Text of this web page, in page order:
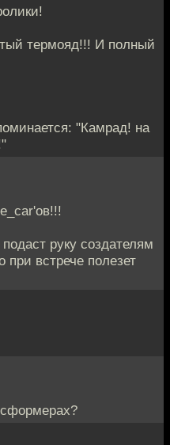
термояд!!! И полный
"Камрад! на
руку создателям
встрече полезет